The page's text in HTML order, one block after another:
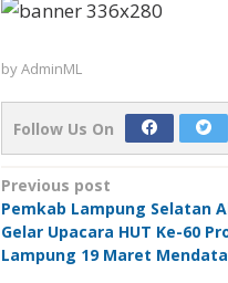
byAdminML
Follow Us On
Post
navigation
Previous post
Pemkab Lampung Selatan
Gelar Upacara HUT Ke-60
Lampung 19 Maret